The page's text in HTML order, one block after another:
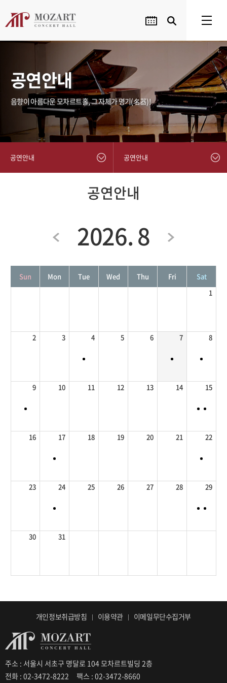
공연안내
음향이 아름다운 모차르트홀, 그 자체가 명기(名器)!
공연안내 공연안내
공연안내
2026. 8
Sun Mon Tue Wed Thu Fri
Sat
1
2 3 4 5 6 7 8
9 10 11 12 13 14 15
16 17 18 19 20 21 22
23 24 25 26 27 28 29
30 31
개인정보취급방침 이용약관 이메일무단수집거부
주소 : 서울시 서초구 명달로 104 모차르트빌딩 2층
전화 : 02-3472-8222
팩스 : 02-3472-8660